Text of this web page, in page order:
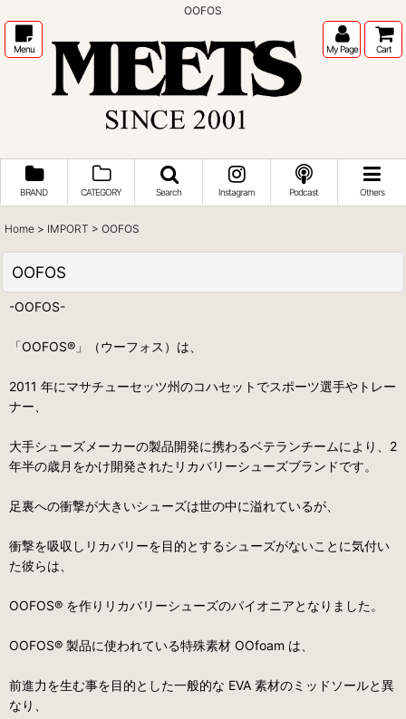
OOFOS
Menu My Page Cart
BRAND CATEGORY Search Instagram Podcast Others
Home > IMPORT > OOFOS
OOFOS
-OOFOS-
「OOFOS®」（ウーフォス）は、
2011 年にマサチューセッツ州のコハセットでスポーツ選手やトレー
ナー、
大手シューズメーカーの製品開発に携わるベテランチームにより、2
年半の歳月をかけ開発されたリカバリーシューズブランドです。
足裏への衝撃が大きいシューズは世の中に溢れているが、
衝撃を吸収しリカバリーを目的とするシューズがないことに気付い
た彼らは、
OOFOS® を作りリカバリーシューズのパイオニアとなりました。
OOFOS® 製品に使われている特殊素材 OOfoam は、
前進力を生む事を目的とした一般的な EVA 素材のミッドソールと異
なり、